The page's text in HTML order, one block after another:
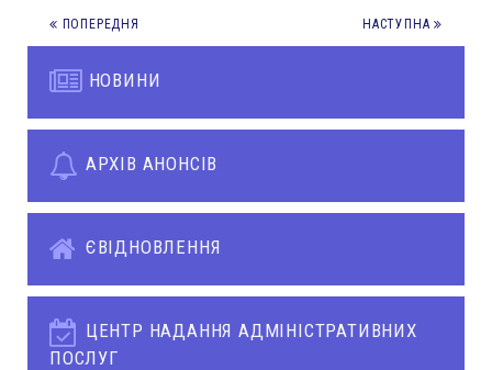
ПОПЕРЕДНЯ НАСТУПНА
НОВИНИ
АРХІВ АНОНСІВ
ЄВІДНОВЛЕННЯ
ЦЕНТР НАДАННЯ АДМІНІСТРАТИВНИХ
ПОСЛУГ